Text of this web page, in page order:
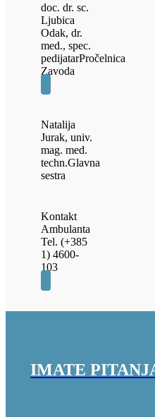
doc. dr. sc.
Ljubica
Odak, dr.
med., spec.
pedijatarPročelnica
Zavoda
Natalija
Jurak, univ.
mag. med.
techn.Glavna
sestra
Kontakt
Ambulanta
Tel. (+385
1) 4600-
103
IMATE